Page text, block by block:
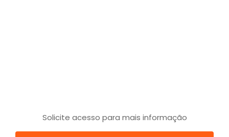
Solicite acesso para mais informação